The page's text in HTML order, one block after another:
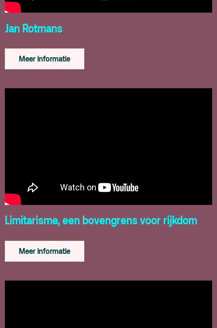
Jan Rotmans
Meer informatie
Limitarisme, een bovengrens voor rijkdom
Meer informatie